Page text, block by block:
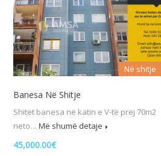
Në shitje
Banesa Në Shitje
Shitet banesa në katin e V-të prej 70m2
neto… Më shumë detaje
45,000.00€